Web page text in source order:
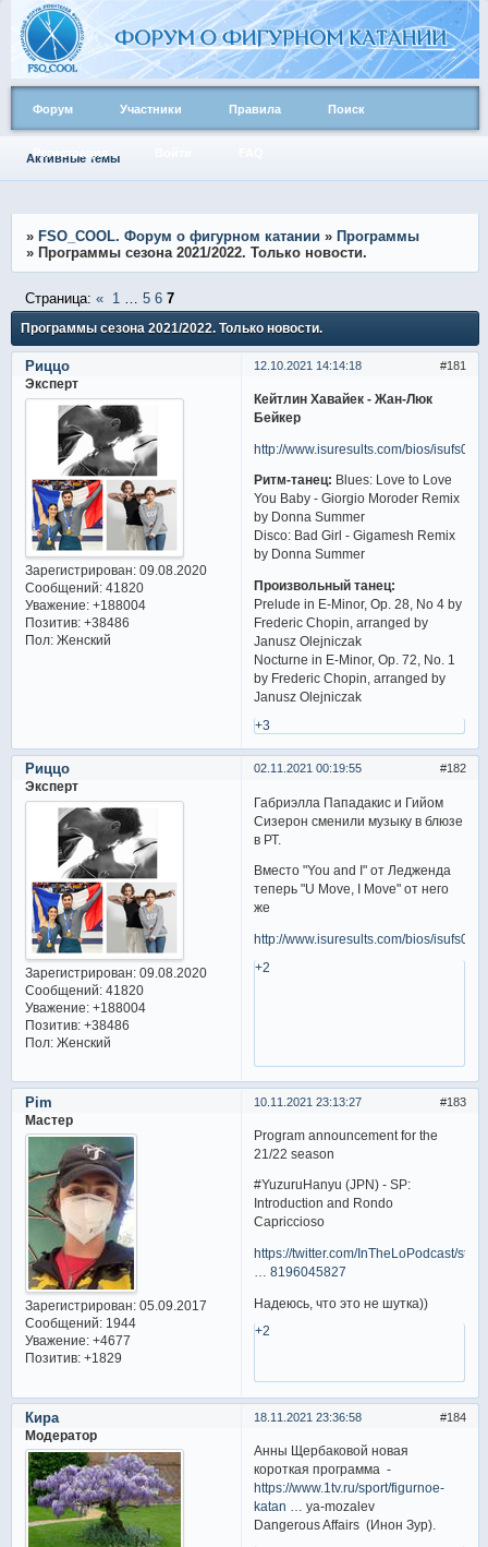
Форум Участники Правила Поиск
Активные темы
» FSO_COOL. Форум о фигурном катании » Программы
» Программы сезона 2021/2022. Только новости.
Программы сезона 2021/2022. Только новости.
Страница: « 1 5 6 7
181
12.10.2021 14:14:18
Риццо
Эксперт
Зарегистрирован: 09.08.2020
Сообщений:41820
Уважение: +188004
Позитив: +38486
Пол:Женский
Кейтлин Хавайек - Жан-Люк
Бейкер
http://www.isuresults.com/bios/
Ритм-танец: Blues: Love to Love
You Baby - Giorgio Moroder Remix
by Donna Summer
Disco: Bad Girl - Gigamesh Remix
by Donna Summer
Произвольный танец:
Prelude in E-Minor, Op. 28, No 4 by
Frederic Chopin, arranged by
Janusz Olejniczak
Nocturne in E-Minor, Op. 72, No. 1
by Frederic Chopin, arranged by
Janusz Olejniczak
+3
182
02.11.2021 00:19:55
Риццо
Эксперт
Зарегистрирован: 09.08.2020
Сообщений:41820
Уважение: +188004
Позитив: +38486
Пол:Женский
Габриэлла Пападакис и Гийом
Сизерон сменили музыку в блюзе
в РТ.
Вместо "You and I" от Ледженда
теперь "U Move, I Move" от него
же
http://www.isuresults.com/bios/
+2
183
10.11.2021 23:13:27
Pim
Мастер
Зарегистрирован: 05.09.2017
Сообщений:1944
Уважение: +4677
Позитив: +1829
Program announcement for the
21/22 season
#YuzuruHanyu (JPN) - SP:
Introduction and Rondo
Capriccioso
https://twitter.com/InTheLoPodcast/stat
… 8196045827
Надеюсь, что это не шутка))
+2
184
18.11.2021 23:36:58
Кира
Модератор
Анны Щербаковой новая
короткая программа -
https://www.1tv.ru/sport/figurnoe-
katan
… ya-mozalev
Dangerous Affairs (Инон Зур).